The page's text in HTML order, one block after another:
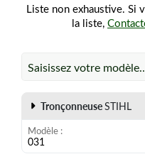
Liste non exhaustive. Si
la liste,
Saisissez votre
TronçonneuseSTIHL
Modèle
031